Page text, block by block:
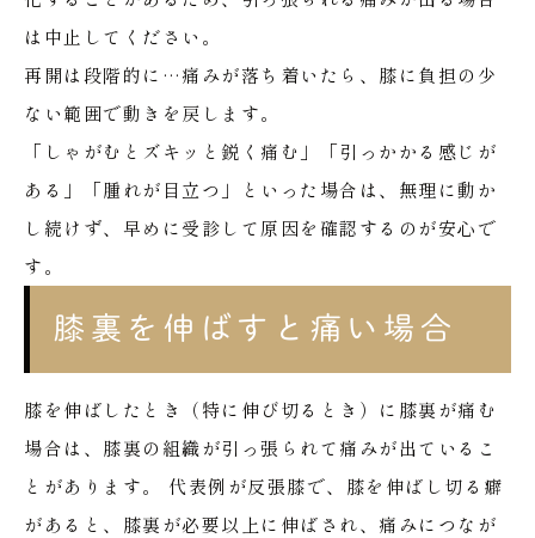
は中止してください。
再開は段階的に…痛みが落ち着いたら、膝に負担の少
ない範囲で動きを戻します。
「しゃがむとズキッと鋭く痛む」「引っかかる感じが
ある」「腫れが目立つ」といった場合は、無理に動か
し続けず、早めに受診して原因を確認するのが安心で
す。
膝裏を伸ばすと痛い場合
膝を伸ばしたとき（特に伸び切るとき）に膝裏が痛む
場合は、膝裏の組織が引っ張られて痛みが出ているこ
とがあります。
代表例が反張膝で、膝を伸ばし切る癖
があると、膝裏が必要以上に伸ばされ、痛みにつなが